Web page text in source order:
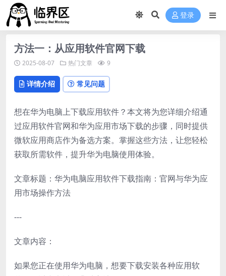
登录
方法一：从应用软件官网下载
2025-08-07 热门文章 9
详情介绍 常见问题
想在华为电脑上下载应用软件？本文将为您详细介绍通
过应用软件官网和华为应用市场下载的步骤，同时提供
微软应用商店作为备选方案。掌握这些方法，让您轻松
获取所需软件，提升华为电脑使用体验。
文章标题：华为电脑应用软件下载指南：官网与华为应
用市场操作方法
---
文章内容：
如果您正在使用华为电脑，想要下载安装各种应用软